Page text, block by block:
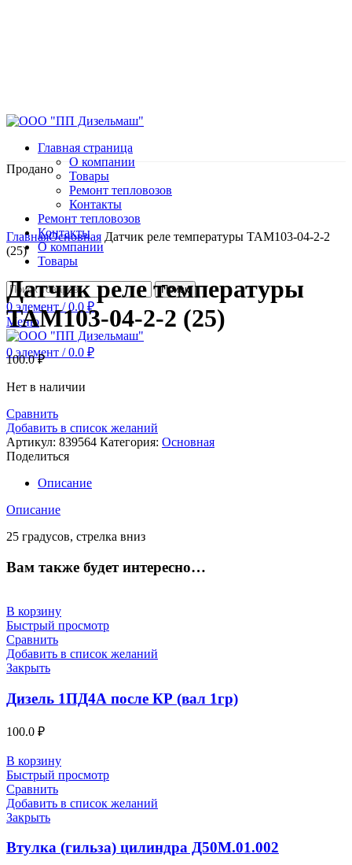
Главная страница
О компании
Товары
Ремонт тепловозов
Контакты
Ремонт тепловозов
Контакты
О компании
Товары
Поиск
0 элемент / 0.0 ₽
Меню
0элемент / 0.0 ₽
Продано
Нажмите, чтобы увеличить
ГлавнаяОсновная Датчик реле температуры ТАМ103-04-2-2
(25)
Датчик реле температуры
ТАМ103-04-2-2 (25)
100.0₽
Нет в наличии
Сравнить
Добавить в список желаний
Артикул: 839564 Категория: Основная
Поделиться
Описание
Описание
25 градусов, стрелка вниз
Вам также будет интересно…
В корзину
Быстрый просмотр
Сравнить
Добавить в список желаний
Закрыть
Дизель 1ПД4А после КР (вал 1гр)
100.0 ₽
В корзину
Быстрый просмотр
Сравнить
Добавить в список желаний
Закрыть
Втулка (гильза) цилиндра Д50М.01.002